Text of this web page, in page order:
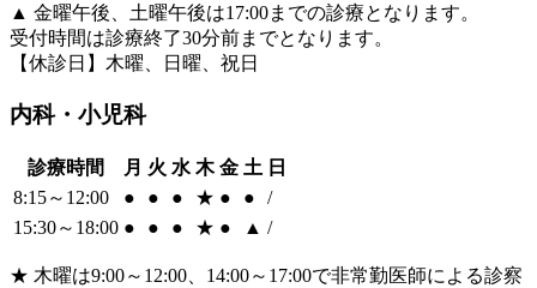
▲ 金曜午後、土曜午後は17:00までの診療となります。
受付時間は診療終了30分前までとなります。
【休診日】木曜、日曜、祝日
内科・小児科
診療時間 月 火 水 木 金 土 日
8:15～12:00
● ● ● ★ ● ●
/
15:30～18:00 ● ● ● ★ ● ▲ /
★ 木曜は9:00～12:00、14:00～17:00で非常勤医師による診察